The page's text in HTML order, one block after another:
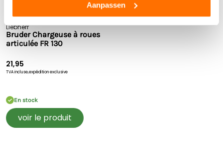
Aanpassen
Liebherr
Bruder Chargeuse à roues
articulée FR 130
21,95
TVA incluse,expédition exclusive
En stock
voir le produit